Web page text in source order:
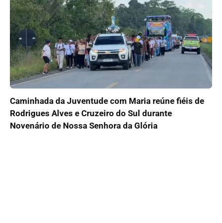
Caminhada da Juventude com Maria reúne fiéis de
Rodrigues Alves e Cruzeiro do Sul durante
Novenário de Nossa Senhora da Glória